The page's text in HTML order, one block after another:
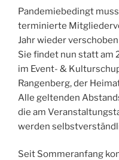
Pandemiebedingt
terminierte
Jahr wieder
Sie findet nun statt am
im Event- &
Rangenberg, der
Alle geltenden
die am
werden
Seit Sommeranfang